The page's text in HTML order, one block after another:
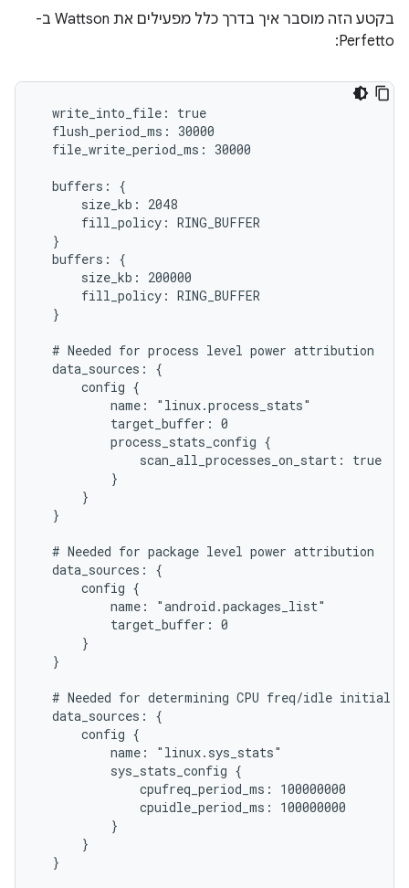
בקטע הזה מוסבר איך בדרך כלל מפעילים את Wattson ב-
Perfetto:
  write_into_file: true
  flush_period_ms: 30000
  file_write_period_ms: 30000
  buffers: {
      size_kb: 2048
      fill_policy: RING_BUFFER
  }
  buffers: {
      size_kb: 200000
      fill_policy: RING_BUFFER
  }
  # Needed for process level power attribution
  data_sources: {
      config {
          name: "linux.process_stats"
          target_buffer: 0
          process_stats_config {
              scan_all_processes_on_start: true
          }
      }
  }
  # Needed for package level power attribution
  data_sources: {
      config {
          name: "android.packages_list"
          target_buffer: 0
      }
  }
# Needed for determining CPU freq/idle initial
  data_sources: {
      config {
          name: "linux.sys_stats"
          sys_stats_config {
              cpufreq_period_ms: 100000000
              cpuidle_period_ms: 100000000
          }
      }
  }